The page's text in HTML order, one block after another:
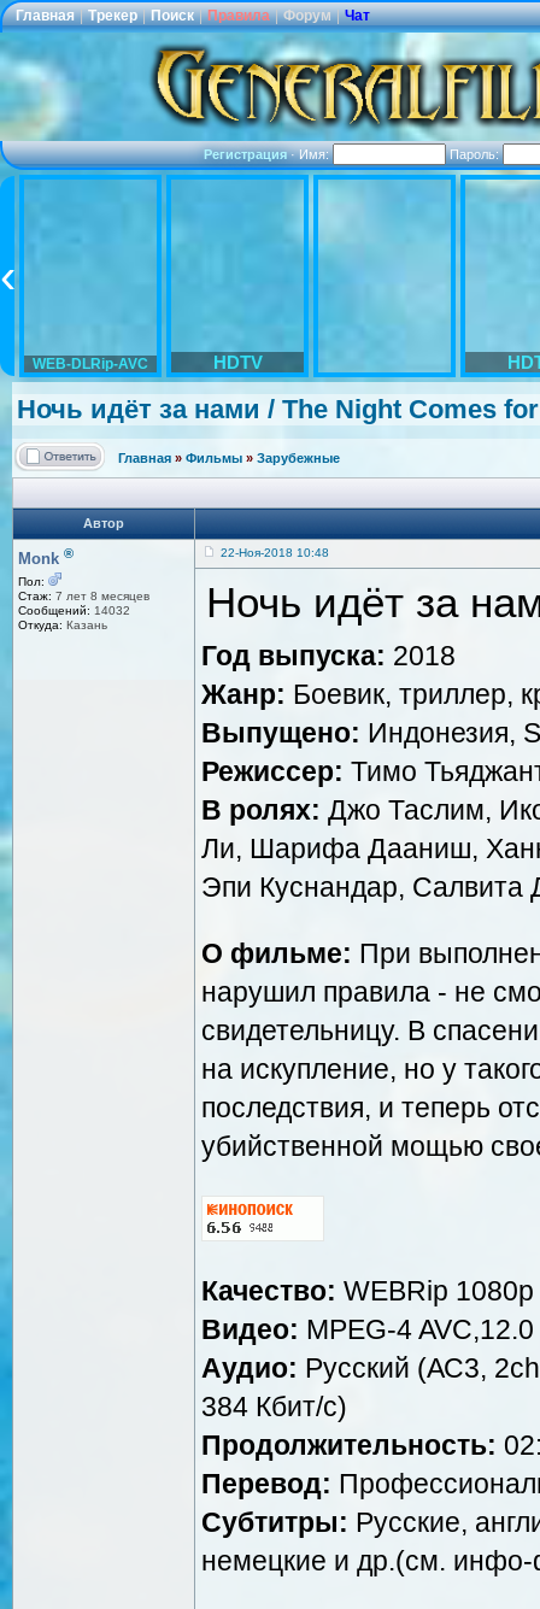
Главная | Трекер | Поиск | Правила | Форум | Чат
Регистрация·Имя: Пароль:
WEB-DLRip-AVC HDTV
Ночь идёт за нами / The Night Comes
Главная » Фильмы » Зарубежные
Автор
Monk ®
Пол:
Стаж: 7 лет 8 месяцев
Сообщений: 14032
Откуда: Казань
22-Ноя-2018 10:48
Ночь идёт за
Год выпуска: 2018
Жанр: Боевик, триллер,
Выпущено: Индонезия,
Режиссер: Тимо
В ролях: Джо Таслим,
Ли, Шарифа Дааниш,
Эпи Куснандар, Салвита
О фильме: При
нарушил правила - не
свидетельницу. В
на искупление, но у
последствия, и теперь
убийственной мощью
Качество: WEBRip 1080p
Видео: MPEG-4
Аудио: Русский (АС3,
384 Кбит/с)
Продолжительность:
Перевод:
Субтитры: Русские,
немецкие и др.(см.